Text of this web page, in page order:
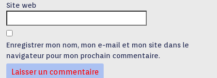
Site web
Enregistrer mon nom, mon e-mail et mon site dans le
navigateur pour mon prochain commentaire.